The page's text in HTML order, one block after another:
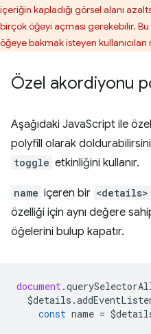
içeriğin kapladığı görsel alanı
birçok öğeyi açması gerekebilir.
öğeye bakmak isteyen
Özel akordiyonu
Aşağıdaki JavaScript ile
polyfill olarak
toggle etkinliğini kullanır.
name içeren bir <details>
özelliği için aynı değere
öğelerini bulup kapatır.
document.
$details .
const name =